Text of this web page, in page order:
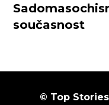
současnost
© Top Stories